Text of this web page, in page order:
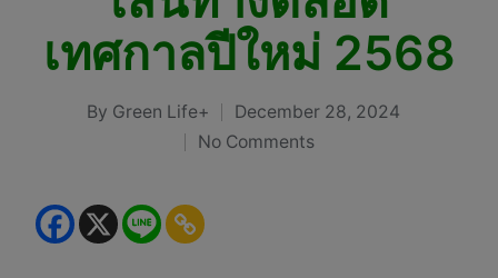
เทศกาลปีใหม่ 2568
Posted
By Green Life+
December 28, 2024
No Comments